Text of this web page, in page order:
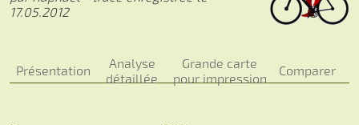
17.05.2012
Présentation
Analyse
détaillée
Grande carte
pour impression
Comparer